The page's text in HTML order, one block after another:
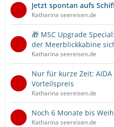
Jetzt spontan aufs
Katharina seereisen.de
🎁 MSC Upgrade
der Meerblickkabine
Katharina seereisen.de
Nur für kurze Zeit:
Vorteilspreis
Katharina seereisen.de
Noch 6 Monate bis
Katharina seereisen.de